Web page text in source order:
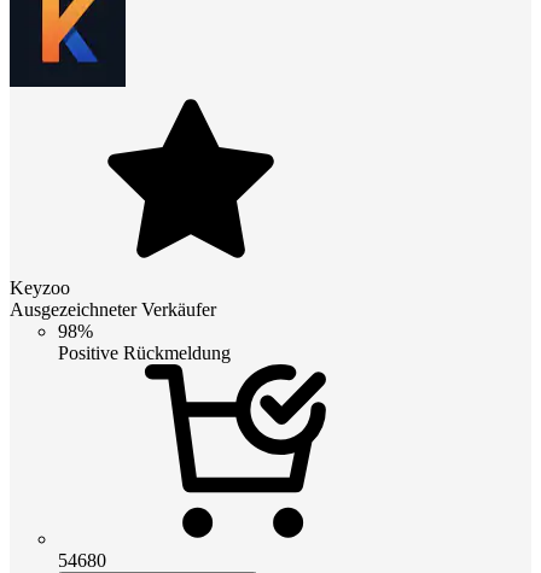
Keyzoo
Ausgezeichneter Verkäufer
98%
Positive Rückmeldung
54680